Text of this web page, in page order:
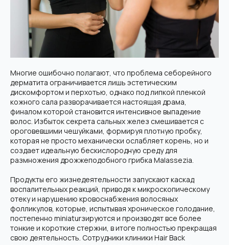
Многие ошибочно полагают, что проблема себорейного
дерматита ограничивается лишь эстетическим
дискомфортом и перхотью, однако под липкой пленкой
кожного сала разворачивается настоящая драма,
финалом которой становится интенсивное выпадение
волос. Избыток секрета сальных желез смешивается с
ороговевшими чешуйками, формируя плотную пробку,
которая не просто механически ослабляет корень, но и
создает идеальную бескислородную среду для
размножения дрожжеподобного грибка Malassezia.
Продукты его жизнедеятельности запускают каскад
воспалительных реакций, приводя к микроскопическому
отеку и нарушению кровоснабжения волосяных
фолликулов, которые, испытывая хроническое голодание,
постепенно miniaturзируются и производят все более
тонкие и короткие стержни, в итоге полностью прекращая
свою деятельность. Сотрудники клиники Hair Back